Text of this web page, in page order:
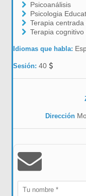
Psicoanálisis
Psicologia
Terapia centrada
Terapia
Idiomas que habla:
Sesión:40
Dirección